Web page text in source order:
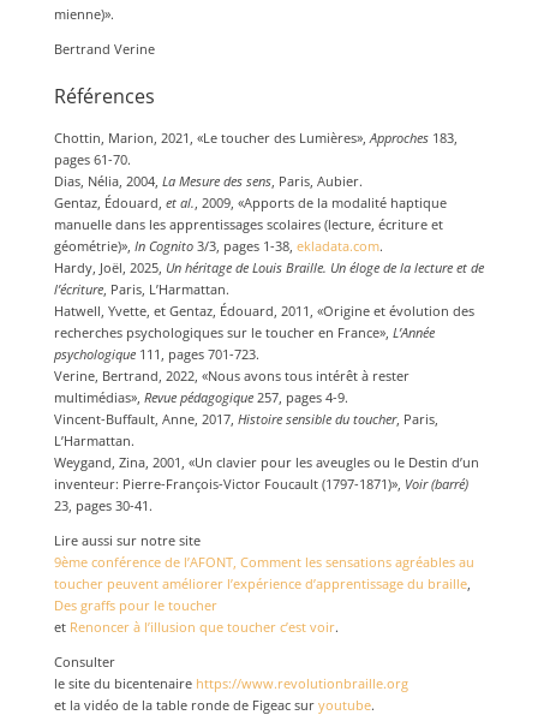
mienne)».
Bertrand Verine
Références
Chottin, Marion, 2021, «Le toucher des Lumières»,Approches183,
pages 61-70.
Dias, Nélia, 2004, La Mesure des sens, Paris, Aubier.
Gentaz, Édouard, et al., 2009, «Apports de la modalité haptique
manuelle dans les apprentissages scolaires (lecture, écriture et
géométrie)», In Cognito3/3, pages 1-38, ekladata.com.
Hardy, Joël, 2025, Un héritage de Louis Braille. Un éloge de la lecture et de
l’écriture, Paris, L’Harmattan.
Hatwell, Yvette, et Gentaz, Édouard, 2011, «Origine et évolution des
recherches psychologiques sur le toucher en France», L’Année
psychologique111, pages 701-723.
Verine, Bertrand, 2022, «Nous avons tous intérêt à rester
multimédias», Revue pédagogique257, pages 4-9.
Vincent-Buffault, Anne, 2017, Histoire sensible du toucher, Paris,
L’Harmattan.
Weygand, Zina, 2001, «Un clavier pour les aveugles ou le Destin d’un
inventeur: Pierre-François-Victor Foucault (1797-1871)», Voir (barré)
23, pages 30-41.
Lire aussi sur notre site
9ème conférence de l’AFONT, Comment les sensations agréables au
toucher peuvent améliorer l’expérience d’apprentissage du braille,
Des graffs pour le toucher
et Renoncer à l’illusion que toucher c’est voir.
Consulter
le site du bicentenaire https://www.revolutionbraille.org
et la vidéo de la table ronde de Figeac sur youtube.